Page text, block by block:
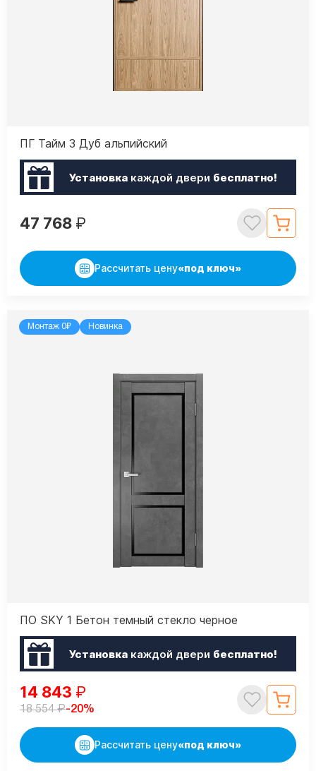
ПГ Тайм 3 Дуб альпийский
Установкакаждой двери бесплатно!
47 768 ₽
Рассчитать цену«под ключ»
Монтаж 0₽ Новинка
ПО SKY 1 Бетон темный стекло черное
Установкакаждой двери бесплатно!
14 843 ₽
18 554₽-20%
Рассчитать цену«под ключ»